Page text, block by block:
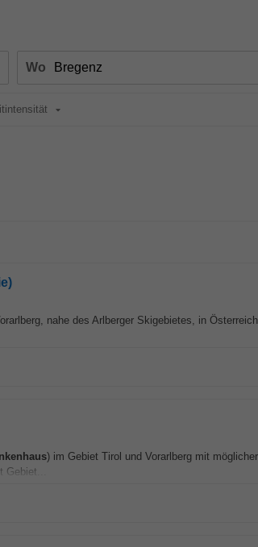
Wo
nahe des Arlberger Skigebietes, in
) im Gebiet Tirol und Vorarlberg mit